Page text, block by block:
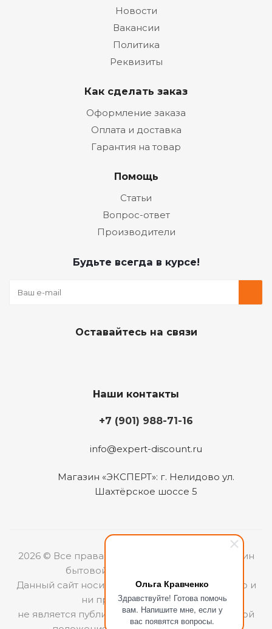
Ольга Кравченко
Здравствуйте! Готова помочь
вам. Напишите мне, если у
вас появятся вопросы.
Новости
Вакансии
Политика
Реквизиты
Как сделать заказ
Оформление заказа
Оплата и доставка
Гарантия на товар
Помощь
Статьи
Вопрос-ответ
Производители
Будьте всегда в курсе!
Оставайтесь на связи
Наши контакты
+7 (901) 988-71-16
info@expert-discount.ru
Магазин «ЭКСПЕРТ»: г. Нелидово ул.
Шахтёрское шоссе 5
2026 © Все права защищены. Интернет-магазин
бытовой техники «ЭКСПЕРТ».
Данный сайт носит информационный характер и
ни при каких условиях
не является публичной офертой, определяемой